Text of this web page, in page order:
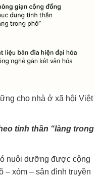
cho nhà ở xã hội Việt
tinh thần “làng trong
nuôi dưỡng được cộng
– xóm – sân đình truyền